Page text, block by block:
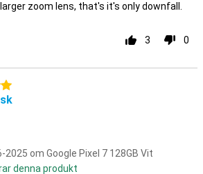
zoom lens, that's it's only downfall.
3 0
2025 om Google Pixel 7 128GB Vit
denna produkt